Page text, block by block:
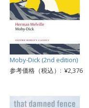
Moby-Dick (2nd edition)
参考価格（税込）: ¥2,376